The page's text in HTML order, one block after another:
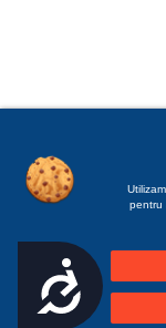
pentru